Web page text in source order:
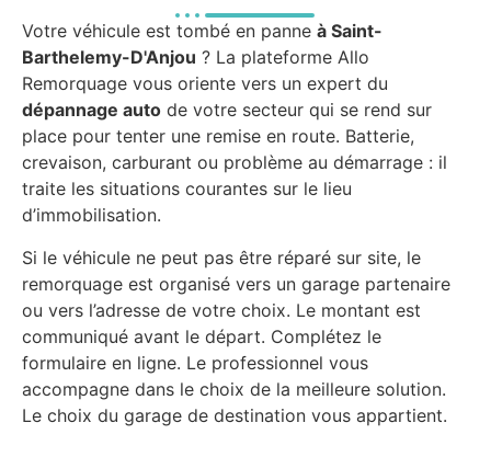
Votre véhicule est tombé en panne à Saint-
Barthelemy-D'Anjou ? La plateforme Allo
Remorquage vous oriente vers un expert du
dépannage auto de votre secteur qui se rend sur
place pour tenter une remise en route. Batterie,
crevaison, carburant ou problème au démarrage : il
traite les situations courantes sur le lieu
d’immobilisation.
Si le véhicule ne peut pas être réparé sur site, le
remorquage est organisé vers un garage partenaire
ou vers l’adresse de votre choix. Le montant est
communiqué avant le départ. Complétez le
formulaire en ligne. Le professionnel vous
accompagne dans le choix de la meilleure solution.
Le choix du garage de destination vous appartient.